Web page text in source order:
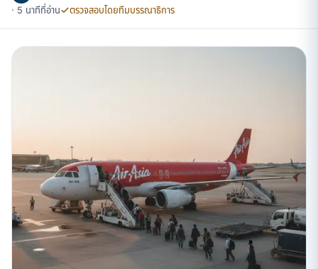
· 5 นาทีที่อ่าน
ตรวจสอบโดยทีมบรรณาธิการ